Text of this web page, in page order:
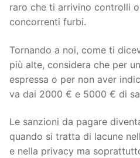
raro che ti arrivino controlli
concorrenti furbi.
Tornando a noi, come ti
più alte, considera che per
espressa o per non aver
va dai 2000 € e 5000 € di
Le sanzioni da pagare
quando si tratta di lacune
e nella privacy ma